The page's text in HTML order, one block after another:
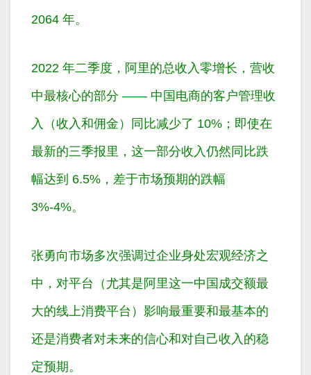
2064 年。
2022 年二季度，阿里的总收入零增长，营收
中最核心的部分 —— 中国电商的客户管理收
入（收入和佣金）同比减少了 10%；即使在
最新的三季报里，这一部分收入仍然同比跌
幅达到 6.5%，差于市场预期的跌幅
3%-4%。
张勇向市场多次强调过企业身处宏观经济之
中，对平台（尤其是阿里这一中国成交额最
大的线上消费平台）影响最重要和最基本的
还是消费者对未来的信心和对自己收入的稳
定预期。